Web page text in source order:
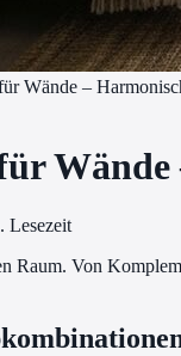
Wände –
Wände
Lesezeit
Von